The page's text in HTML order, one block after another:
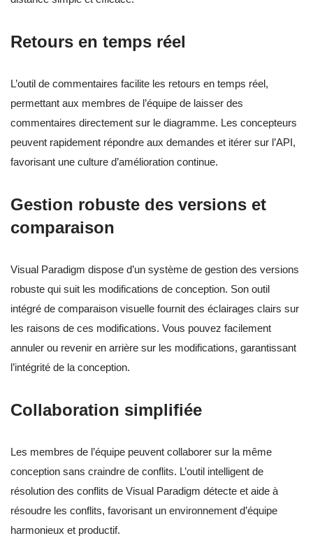
Retours en temps réel
L’outil de commentaires facilite les retours en temps réel,
permettant aux membres de l’équipe de laisser des
commentaires directement sur le diagramme. Les concepteurs
peuvent rapidement répondre aux demandes et itérer sur l’API,
favorisant une culture d’amélioration continue.
Gestion robuste des versions et
comparaison
Visual Paradigm dispose d’un système de gestion des versions
robuste qui suit les modifications de conception. Son outil
intégré de comparaison visuelle fournit des éclairages clairs sur
les raisons de ces modifications. Vous pouvez facilement
annuler ou revenir en arrière sur les modifications, garantissant
l’intégrité de la conception.
Collaboration simplifiée
Les membres de l’équipe peuvent collaborer sur la même
conception sans craindre de conflits. L’outil intelligent de
résolution des conflits de Visual Paradigm détecte et aide à
résoudre les conflits, favorisant un environnement d’équipe
harmonieux et productif.